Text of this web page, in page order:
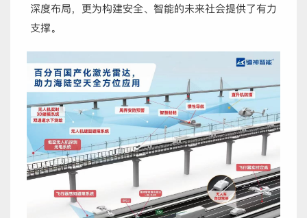
深度布局，更为构建安全、智能的未来社会提供了有力
支撑。